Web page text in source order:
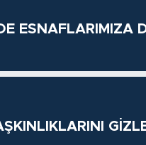
ESNAFLARIMIZA